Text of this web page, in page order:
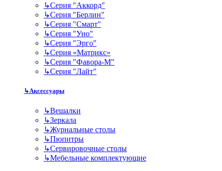
↳Серия "Аккорд"
↳Серия "Берлин"
↳Серия "Смарт"
↳Серия "Уно"
↳Серия "Эрго"
↳Серия «Матрикс»
↳Серия "Фавора-М"
↳Серия "Лайт"
↳Аксессуары
↳Вешалки
↳Зеркала
↳Журнальные столы
↳Пюпитры
↳Сервировочные столы
↳Мебельные комплектующие